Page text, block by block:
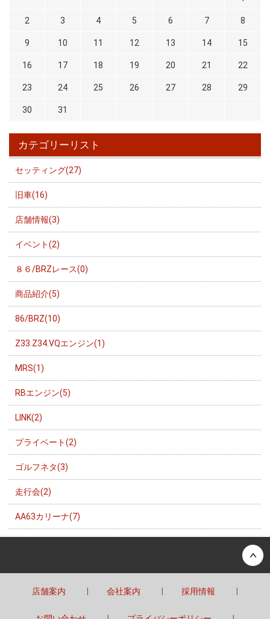
2 3 4 5 6 7 8
9 10 11 12 13 14 15
16 17 18 19 20 21 22
23 24 25 26 27 28 29
30 31
カテゴリーリスト
セッティング(27)
旧車(16)
店舗情報(3)
イベント(2)
８６/BRZレース(0)
商品紹介(5)
86/BRZ(10)
Z33.Z34.VQエンジン(1)
MRS(1)
RBエンジン(5)
LINK(2)
プライベート(2)
ゴルフネタ(3)
走行会(2)
AA63カリーナ(7)
店舗案内 会社案内 採用情報